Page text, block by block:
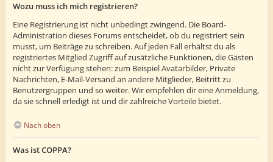
Wozu muss ich mich registrieren?
Eine Registrierung ist nicht unbedingt zwingend. Die Board-
Administration dieses Forums entscheidet, ob du registriert sein
musst, um Beiträge zu schreiben. Auf jeden Fall erhältst du als
registriertes Mitglied Zugriff auf zusätzliche Funktionen, die Gästen
nicht zur Verfügung stehen: zum Beispiel Avatarbilder, Private
Nachrichten, E-Mail-Versand an andere Mitglieder, Beitritt zu
Benutzergruppen und so weiter. Wir empfehlen dir eine Anmeldung,
da sie schnell erledigt ist und dir zahlreiche Vorteile bietet.
Nach oben
Was ist COPPA?